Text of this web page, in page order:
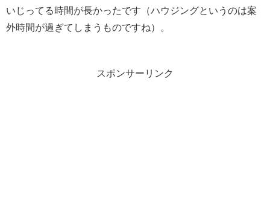
いじってる時間が長かったです（ハウジングというのは案
外時間が過ぎてしまうものですね）。
スポンサーリンク